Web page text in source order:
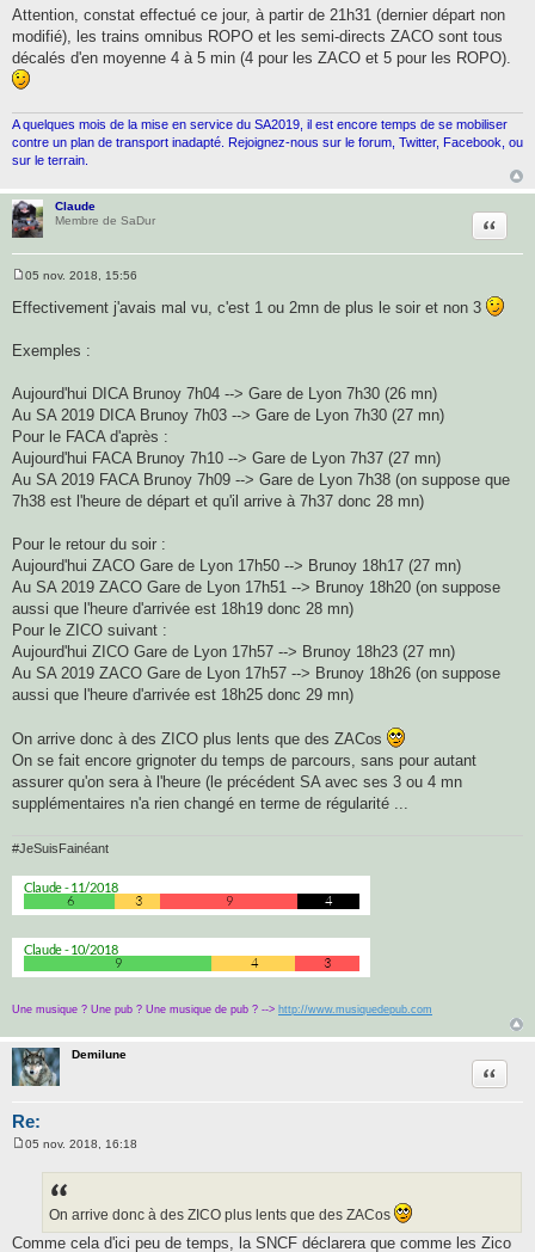
e
s
s
a
g
e
Attention, constat effectué ce jour, à partir de 21h31 (dernier départ non
modifié), les trains omnibus ROPO et les semi-directs ZACO sont tous
décalés d'en moyenne 4 à 5 min (4 pour les ZACO et 5 pour les ROPO).
A quelques mois de la mise en service du SA2019, il est encore temps de se mobiliser
contre un plan de transport inadapté. Rejoignez-nous sur le forum, Twitter, Facebook, ou
sur le terrain.
Claude
Membre de SaDur
e
s
g
05 nov. 2018, 15:56
Effectivement j'avais mal vu, c'est 1 ou 2mn de plus le soir et non 3
Exemples :
Aujourd'hui DICA Brunoy 7h04 --> Gare de Lyon 7h30 (26 mn)
Au SA 2019 DICA Brunoy 7h03 --> Gare de Lyon 7h30 (27 mn)
Pour le FACA d'après :
Aujourd'hui FACA Brunoy 7h10 --> Gare de Lyon 7h37 (27 mn)
Au SA 2019 FACA Brunoy 7h09 --> Gare de Lyon 7h38 (on suppose que
7h38 est l'heure de départ et qu'il arrive à 7h37 donc 28 mn)
Pour le retour du soir :
Aujourd'hui ZACO Gare de Lyon 17h50 --> Brunoy 18h17 (27 mn)
Au SA 2019 ZACO Gare de Lyon 17h51 --> Brunoy 18h20 (on suppose
aussi que l'heure d'arrivée est 18h19 donc 28 mn)
Pour le ZICO suivant :
Aujourd'hui ZICO Gare de Lyon 17h57 --> Brunoy 18h23 (27 mn)
Au SA 2019 ZACO Gare de Lyon 17h57 --> Brunoy 18h26 (on suppose
aussi que l'heure d'arrivée est 18h25 donc 29 mn)
On arrive donc à des ZICO plus lents que des ZACos
On se fait encore grignoter du temps de parcours, sans pour autant
assurer qu'on sera à l'heure (le précédent SA avec ses 3 ou 4 mn
supplémentaires n'a rien changé en terme de régularité ...
#JeSuisFainéant
Une musique ? Une pub ? Une musique de pub ? --> http://www.musiquedepub.com
Demilune
Re:
e
05 nov. 2018, 16:18
On arrive donc à des ZICO plus lents que des ZACos
Comme cela d'ici peu de temps, la SNCF déclarera que comme les Zico